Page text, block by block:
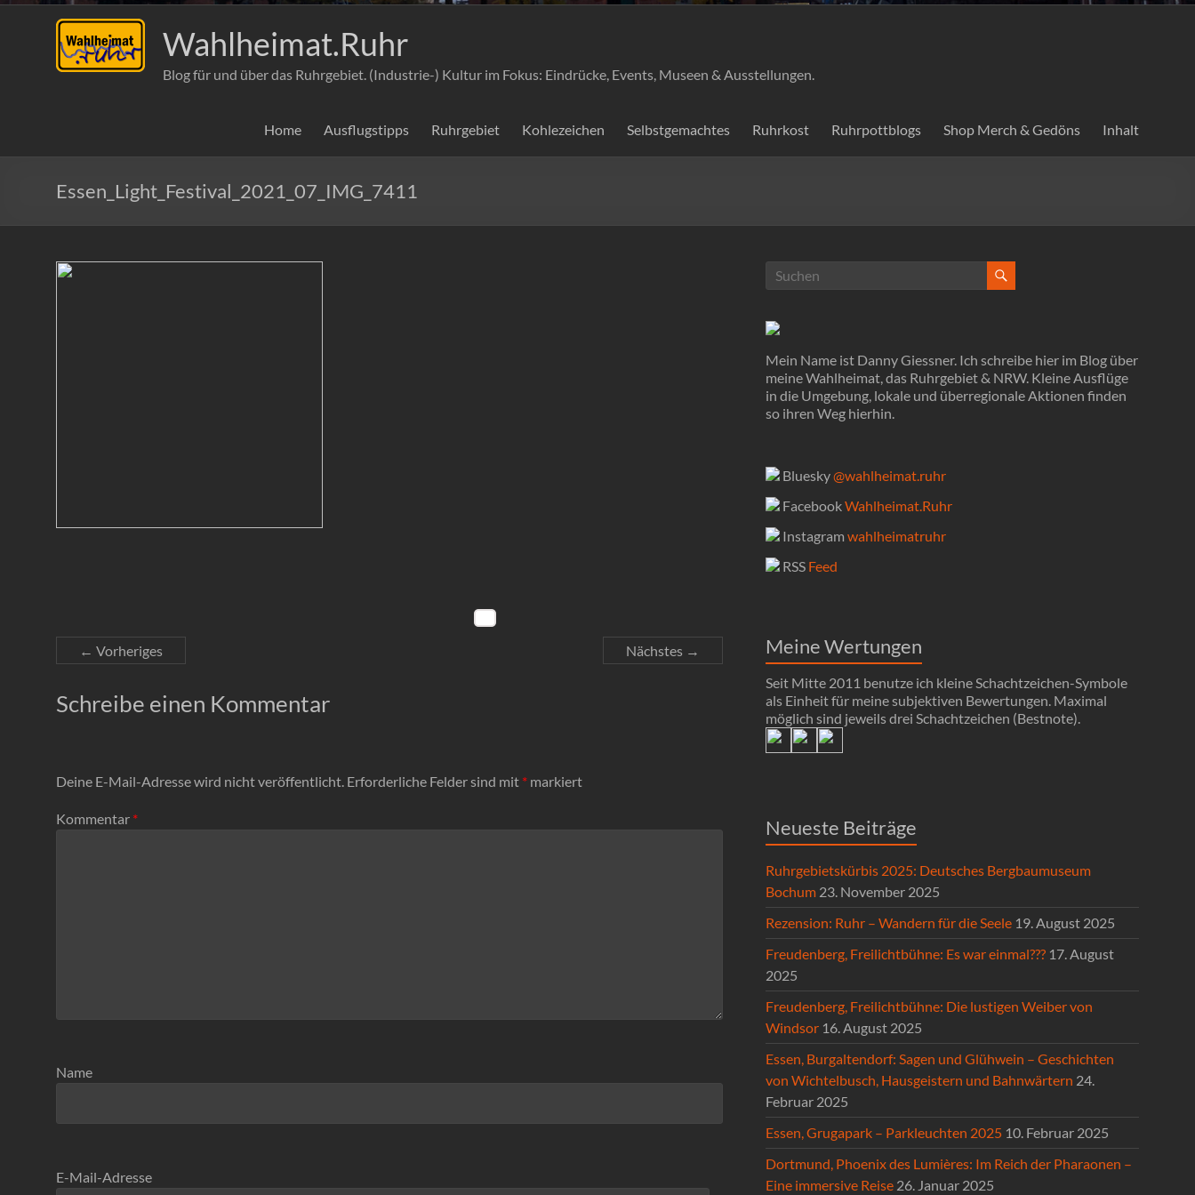
Wahlheimat.Ruhr
Blog für und über das Ruhrgebiet. (Industrie-) Kultur im Fokus: Eindrücke, Events, Museen & Ausstellungen.
Home Ausflugstipps Ruhrgebiet Kohlezeichen Selbstgemachtes Ruhrkost Ruhrpottblogs Shop Merch & Gedöns Inhalt
Essen_Light_Festival_2021_07_IMG_7411
← Vorheriges Nächstes →
Schreibe einen Kommentar
Deine E-Mail-Adresse wird nicht veröffentlicht. Erforderliche Felder sind mit * markiert
Kommentar *
Name
E-Mail-Adresse
Mein Name ist Danny Giessner. Ich schreibe hier im Blog über
meine Wahlheimat, das Ruhrgebiet & NRW. Kleine Ausflüge
in die Umgebung, lokale und überregionale Aktionen finden
so ihren Weg hierhin.
Bluesky@wahlheimat.ruhr
FacebookWahlheimat.Ruhr
Instagram wahlheimatruhr
RSS Feed
Meine Wertungen
Seit Mitte 2011 benutze ich kleine Schachtzeichen-Symbole
als Einheit für meine subjektiven Bewertungen. Maximal
möglich sind jeweils drei Schachtzeichen (Bestnote).
Neueste Beiträge
Ruhrgebietskürbis 2025: Deutsches Bergbaumuseum
Bochum 23. November 2025
Rezension: Ruhr – Wandern für die Seele 19. August 2025
Freudenberg, Freilichtbühne: Es war einmal??? 17. August
2025
Freudenberg, Freilichtbühne: Die lustigen Weiber von
Windsor 16. August 2025
Essen, Burgaltendorf: Sagen und Glühwein – Geschichten
von Wichtelbusch, Hausgeistern und Bahnwärtern 24.
Februar 2025
Essen, Grugapark – Parkleuchten 2025 10. Februar 2025
Dortmund, Phoenix des Lumières: Im Reich der Pharaonen –
Eine immersive Reise 26. Januar 2025